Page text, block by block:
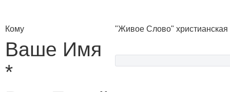
Кому "Живое Слово" христианская
Ваше Имя
*